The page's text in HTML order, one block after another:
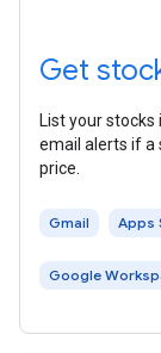
Get
List your
email alerts if a
price.
Gmail Apps
Google